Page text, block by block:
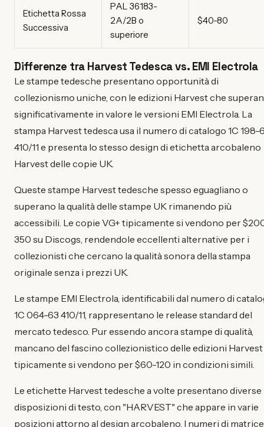
Etichetta Rossa
Successiva
PAL 36183-
2A/2B o
superiore
$40-80
Differenze tra Harvest Tedesca vs. EMI Electrola
Le stampe tedesche presentano opportunità di
collezionismo uniche, con le edizioni Harvest che
significativamente in valore le versioni EMI Electrola. La
stampa Harvest tedesca usa il numero di catalogo 1C 198-
410/11 e presenta lo stesso design di etichetta arcobaleno
Harvest delle copie UK.
Queste stampe Harvest tedesche spesso eguagliano o
superano la qualità delle stampe UK rimanendo più
accessibili. Le copie VG+ tipicamente si vendono per
350 su Discogs, rendendole eccellenti alternative per i
collezionisti che cercano la qualità sonora della stampa
originale senza i prezzi UK.
Le stampe EMI Electrola, identificabili dal numero di
1C 064-63 410/11, rappresentano le release standard del
mercato tedesco. Pur essendo ancora stampe di qualità,
mancano del fascino collezionistico delle edizioni Harvest
tipicamente si vendono per $60-120 in condizioni simili.
Le etichette Harvest tedesche a volte presentano diverse
disposizioni di testo, con "HARVEST" che appare in varie
posizioni attorno al design arcobaleno. I numeri di matrice